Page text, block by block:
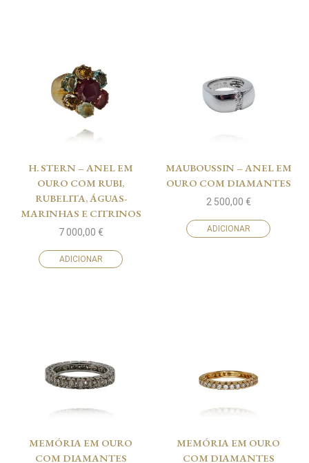
H. STERN – ANEL EM
OURO COM RUBI,
RUBELITA, ÁGUAS-
MARINHAS E CITRINOS
7 000,00 €
ADICIONAR
MAUBOUSSIN – ANEL EM
OURO COM DIAMANTES
2 500,00 €
ADICIONAR
MEMÓRIA EM OURO
COM DIAMANTES
MEMÓRIA EM OURO
COM DIAMANTES